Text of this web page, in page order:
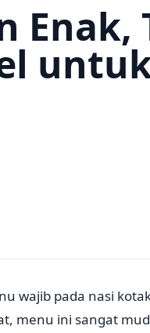
Enak,
wajib pada nasi
menu ini sangat